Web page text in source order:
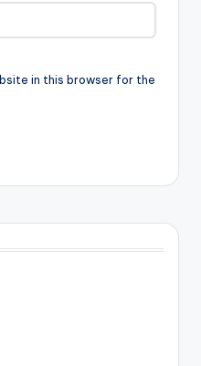
in this browser for the